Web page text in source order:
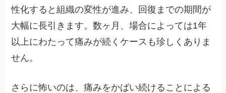
性化すると組織の変性が進み、回復までの期間が
大幅に長引きます。数ヶ月、場合によっては1年
以上にわたって痛みが続くケースも珍しくありま
せん。
さらに怖いのは、痛みをかばい続けることによる